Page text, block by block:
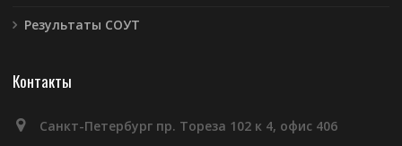
Результаты СОУТ
Контакты
Санкт-Петербург пр. Тореза 102 к 4, офис 406